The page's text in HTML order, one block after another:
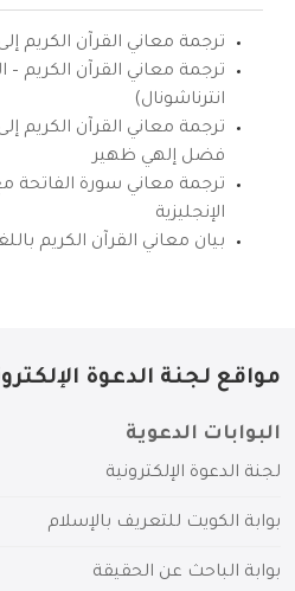
ترجمة معاني القرآن الكريم إلى
ترجمة معاني القرآن الكريم –
انترناشونال)
ترجمة معاني القرآن الكريم
فضل إلهي ظهير
ترجمة معاني سورة الفاتحة
الإنجليزية
بيان معاني القرآن الكريم
مواقع لجنة الدعوة
البوابات الدعوية
لجنة الدعوة الإلكترونية
بوابة الكويت للتعريف بالإسلام
بوابة الباحث عن الحقيقة